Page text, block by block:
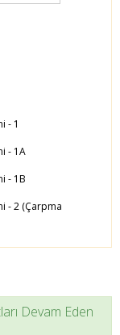
- 1
- 1A
- 1B
- 2 (Çarpma
Devam Eden